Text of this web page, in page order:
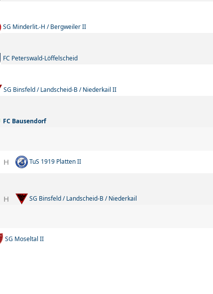
SG Minderlit.-H / Bergweiler II
FC Peterswald-Löffelscheid
SG Binsfeld / Landscheid-B / Niederkail II
FC Bausendorf
H TuS 1919 Platten II
H SG Binsfeld / Landscheid-B / Niederkail
SG Moseltal II